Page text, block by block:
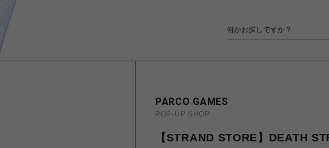
PARCO GAMES
POP-UP SHOP
【STRAND STORE】DEATH